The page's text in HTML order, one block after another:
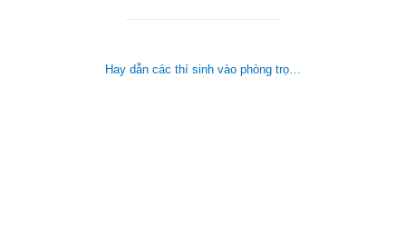
Hay dẫn các thí sinh vào phòng trọ…